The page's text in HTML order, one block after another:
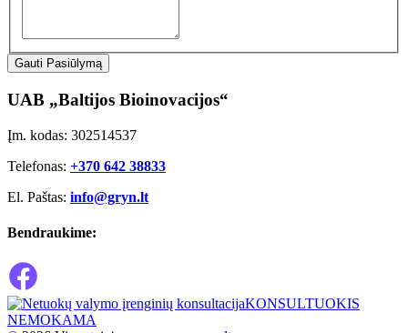
Gauti Pasiūlymą
UAB „Baltijos Bioinovacijos“
Įm. kodas: 302514537
Telefonas: +370 642 38833
El. Paštas: info@gryn.lt
Bendraukime:
KONSULTUOKIS
NEMOKAMA